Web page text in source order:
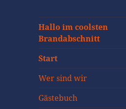
Hallo im coolsten
Brandabschnitt
Start
Wer sind wir
Gästebuch